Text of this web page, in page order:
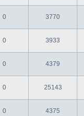
0 3770
0 3933
0 4379
0 25143
0 4375